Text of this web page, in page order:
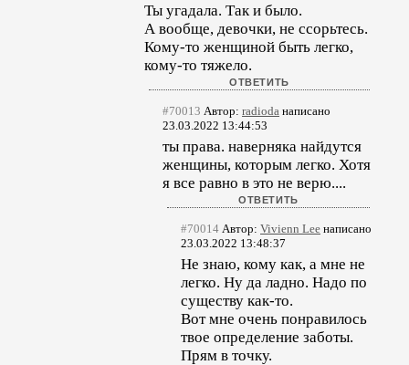
Ты угадала. Так и было.
А вообще, девочки, не ссорьтесь.
Кому-то женщиной быть легко,
кому-то тяжело.
#70013 Автор: radioda написано
23.03.2022 13:44:53
ты права. наверняка найдутся
женщины, которым легко. Хотя
я все равно в это не верю....
#70014 Автор: Vivienn Lee написано
23.03.2022 13:48:37
Не знаю, кому как, а мне не
легко. Ну да ладно. Надо по
существу как-то.
Вот мне очень понравилось
твое определение заботы.
Прям в точку.